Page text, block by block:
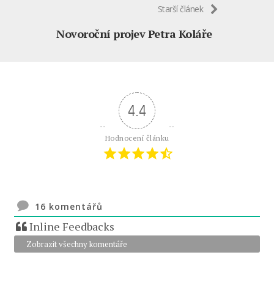
Starší článek
Novoroční projev Petra Koláře
4.4
Hodnocení článku
16 komentářů
Inline Feedbacks
Zobrazit všechny komentáře